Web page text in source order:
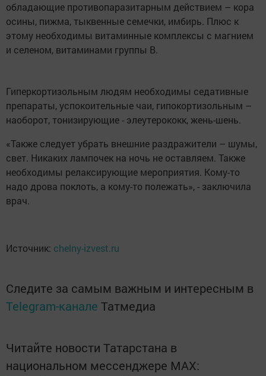
обладающие противопаразитарным действием – кора
осины, пижма, тыквенные семечки, имбирь. Плюс к
этому необходимы витаминные комплексы с магнием
и селеном, витаминами группы В.
Гиперкортизольным людям необходимы седативные
препараты, успокоительные чаи, гипокортизольным –
наоборот, тонизирующие - элеутерококк, жень-шень.
«Также следует убрать внешние раздражители – шумы,
свет. Никаких лампочек на ночь не оставляем. Также
необходимы релаксирующие мероприятия. Кому-то
надо дрова поклоть, а кому-то полежать», - заключила
врач.
Источник: chelny-izvest.ru
Следите за самым важным и интересным в
Telegram-канале Татмедиа
Читайте новости Татарстана в
национальном мессенджере MАХ: